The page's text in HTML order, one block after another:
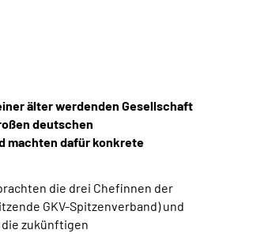
älter werdenden Gesellschaft
deutschen
machten dafür konkrete
die drei Chefinnen der
GKV-Spitzenverband) und
zukünftigen